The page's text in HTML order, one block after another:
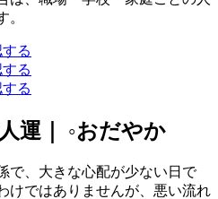
。
る
る
る
運｜ ◦おだやか
で、大きな心配が少ない日で
けではありませんが、悪い流れ